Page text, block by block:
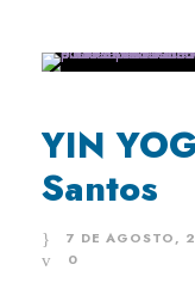
YIN
Santos
7 DE AGOSTO,
0